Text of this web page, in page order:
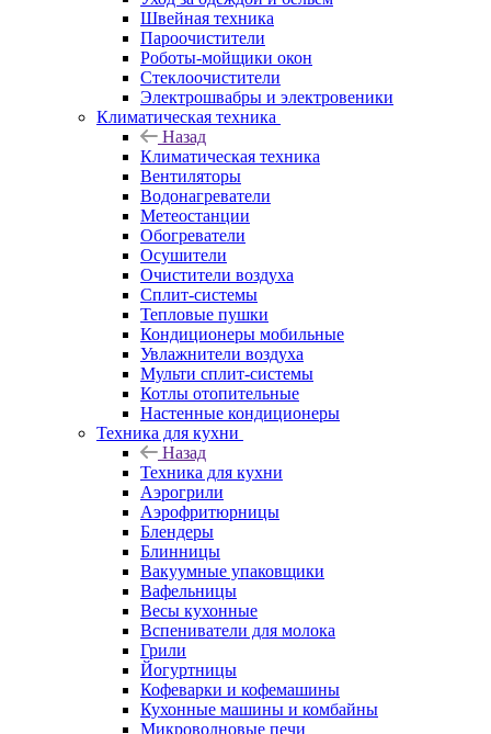
Швейная техника
Пароочистители
Роботы-мойщики окон
Стеклоочистители
Электрошвабры и электровеники
Климатическая техника
Назад
Климатическая техника
Вентиляторы
Водонагреватели
Метеостанции
Обогреватели
Осушители
Очистители воздуха
Сплит-системы
Тепловые пушки
Кондиционеры мобильные
Увлажнители воздуха
Мульти сплит-системы
Котлы отопительные
Настенные кондиционеры
Техника для кухни
Назад
Техника для кухни
Аэрогрили
Аэрофритюрницы
Блендеры
Блинницы
Вакуумные упаковщики
Вафельницы
Весы кухонные
Вспениватели для молока
Грили
Йогуртницы
Кофеварки и кофемашины
Кухонные машины и комбайны
Микроволновые печи